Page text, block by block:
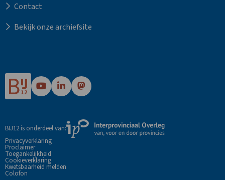
Contact
Bekijk onze archiefsite
Ga
naar
pagina
Ga
naar
LinkedIn
pagina
Ga
naar
Mastodon
pagina
BIJ12 is onderdeel van:
Externe
link
Privacyverklaring
Proclaimer
Toegankelijkheid
Cookieverklaring
Kwetsbaarheid melden
Colofon